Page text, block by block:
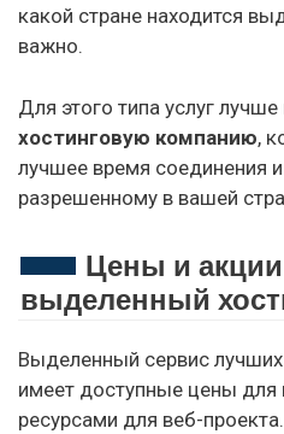
какой стране находится
важно.
Для этого типа услуг
хостинговую компанию,
лучшее время соединения и
разрешенному в вашей
Цены и
выделенный
Выделенный сервис
имеет доступные цены для
ресурсами для веб-